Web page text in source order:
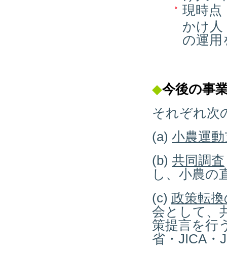
現時点
かけ人
の運用
◆今後の事
それぞれ次
(a) 小農運
(b) 共同調査
し、小農の
(c) 政策転
会として、
策提言を行
省・JICA・